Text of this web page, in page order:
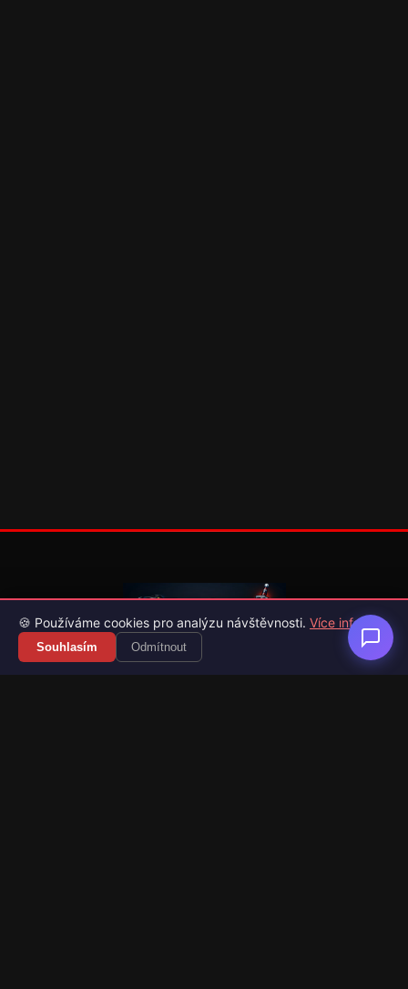
Váš průvodce světem videoher. Novinky, recenze a česko-
slovenské překlady her.
🍪 Používáme cookies pro analýzu návštěvnosti. Více info
Souhlasím Odmítnout